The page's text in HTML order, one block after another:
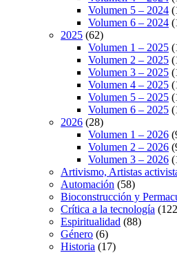
Volumen 5 – 2024
Volumen 6 – 2024
2025 (62)
Volumen 1 – 2025
Volumen 2 – 2025
Volumen 3 – 2025
Volumen 4 – 2025
Volumen 5 – 2025
Volumen 6 – 2025
2026 (28)
Volumen 1 – 2026
Volumen 2 – 2026
Volumen 3 – 2026
Artivismo, Artistas
Automación (58)
Bioconstrucción y
Crítica a la tecnología
Espiritualidad (88)
Género (6)
Historia (17)